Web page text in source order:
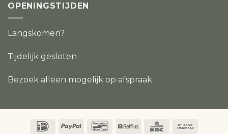
OPENINGSTIJDEN
Langskomen?
Tijdelijk gesloten
Bezoek alleen mogelijk op afspraak
IDeal PayPal Bancontact
Belfius KBC